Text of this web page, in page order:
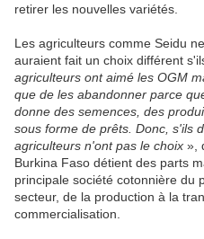
retirer les nouvelles variétés.
Les agriculteurs comme Seidu
auraient fait un choix différent
agriculteurs ont aimé les OGM
que de les abandonner parce
donne des semences, des
sous forme de prêts. Donc, s'ils
agriculteurs n'ont pas le choix »,
Burkina Faso détient des parts
principale société cotonnière du
secteur, de la production à la
commercialisation.